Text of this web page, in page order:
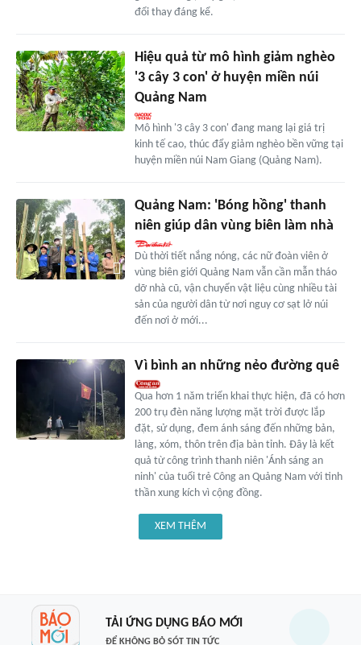
đổi thay đáng kể.
Hiệu quả từ mô hình giảm nghèo
'3 cây 3 con' ở huyện miền núi
Quảng Nam
Mô hình '3 cây 3 con' đang mang lại giá trị
kinh tế cao, thúc đẩy giảm nghèo bền vững tại
huyện miền núi Nam Giang (Quảng Nam).
Quảng Nam: 'Bóng hồng' thanh
niên giúp dân vùng biên làm nhà
Dù thời tiết nắng nóng, các nữ đoàn viên ở
vùng biên giới Quảng Nam vẫn cần mẫn tháo
dỡ nhà cũ, vận chuyển vật liệu cùng nhiều tài
sản của người dân từ nơi nguy cơ sạt lở núi
đến nơi ở mới...
Vì bình an những nẻo đường quê
Qua hơn 1 năm triển khai thực hiện, đã có hơn
200 trụ đèn năng lượng mặt trời được lắp
đặt, sử dụng, đem ánh sáng đến những bản,
làng, xóm, thôn trên địa bàn tỉnh. Đây là kết
quả từ công trình thanh niên 'Ánh sáng an
ninh' của tuổi trẻ Công an Quảng Nam với tinh
thần xung kích vì cộng đồng.
XEM THÊM
TẢI ỨNG DỤNG BÁO MỚI
ĐỂ KHÔNG BỎ SÓT TIN TỨC